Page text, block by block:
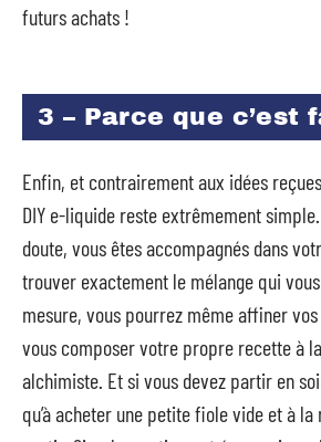
futurs achats !
3 – Parce que c’est
Enfin, et contrairement aux idées
DIY e-liquide reste extrêmement
doute, vous êtes accompagnés dans
trouver exactement le mélange qui
mesure, vous pourrez même affiner
vous composer votre propre recette à
alchimiste. Et si vous devez partir en
qu’à acheter une petite fiole vide et à